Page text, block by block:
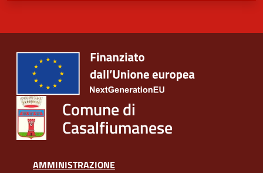
Comune di
Casalfiumanese
AMMINISTRAZIONE